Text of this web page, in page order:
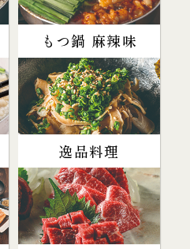
もつ鍋 麻辣味
逸品料理